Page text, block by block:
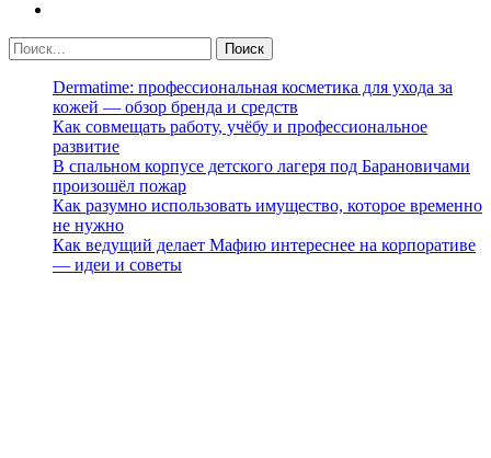
Dermatime: профессиональная косметика для ухода за
кожей — обзор бренда и средств
Как совмещать работу, учёбу и профессиональное
развитие
В спальном корпусе детского лагеря под Барановичами
произошёл пожар
Как разумно использовать имущество, которое временно
не нужно
Как ведущий делает Мафию интереснее на корпоративе
— идеи и советы